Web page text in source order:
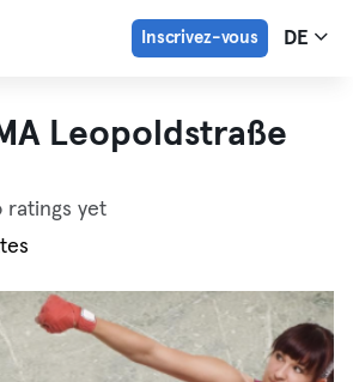
Inscrivez-vous DE
Leopoldstraße
ratings yet